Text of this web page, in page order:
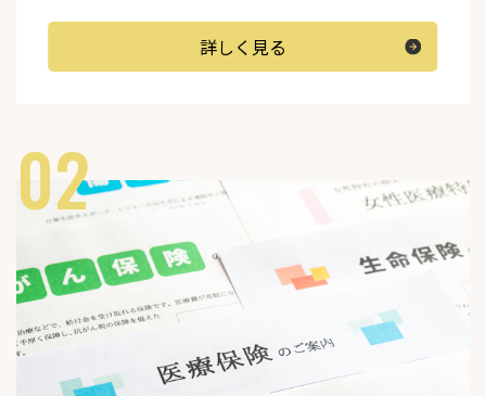
詳しく見る
02